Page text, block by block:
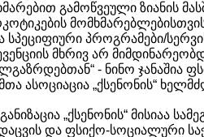
გამოწვეული ზიანის
სპეციფიური პროგრამები/
მხრივ არ
- ნინო
ასოციაცია „ქსენონის“
„ქსენონის“ მისიაა
და ფსიქო-სოციალური